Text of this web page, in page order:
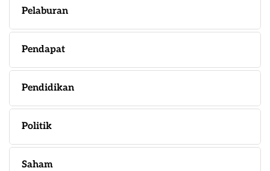
Pelaburan
Pendapat
Pendidikan
Politik
Saham